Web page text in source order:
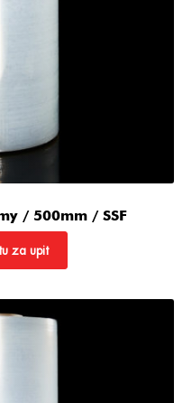
/ 500mm / SSF
za upit